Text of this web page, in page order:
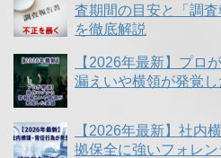
査期間の目安と「調
を徹底解説
【2026年最新】プロ
漏えいや横領が発覚
【2026年最新】社内
拠保全に強いフォレ